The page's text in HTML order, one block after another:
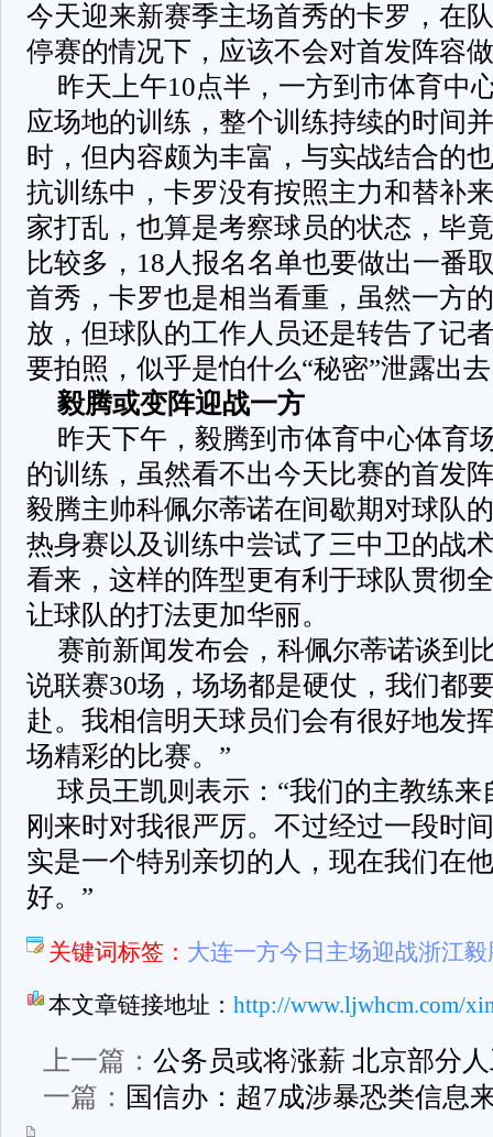
今天迎来新赛季主场首秀的卡罗，在
停赛的情况下，应该不会对首发阵容
昨天上午10点半，一方到市体育中
应场地的训练，整个训练持续的时间
时，但内容颇为丰富，与实战结合的
抗训练中，卡罗没有按照主力和替补
家打乱，也算是考察球员的状态，毕
比较多，18人报名名单也要做出一番
首秀，卡罗也是相当看重，虽然一方
放，但球队的工作人员还是转告了记
要拍照，似乎是怕什么“秘密”泄露出
毅腾或变阵迎战一方
昨天下午，毅腾到市体育中心体育
的训练，虽然看不出今天比赛的首发
毅腾主帅科佩尔蒂诺在间歇期对球队
热身赛以及训练中尝试了三中卫的战
看来，这样的阵型更有利于球队贯彻
让球队的打法更加华丽。
赛前新闻发布会，科佩尔蒂诺谈到
说联赛30场，场场都是硬仗，我们都
赴。我相信明天球员们会有很好地发
场精彩的比赛。”
球员王凯则表示：“我们的主教练
刚来时对我很严厉。不过经过一段时
实是一个特别亲切的人，现在我们在
好。”
关键词标签： 大连一方今日主场迎战浙江
本文章链接地址： http://www.ljwhcm.com/
上一篇： 公务员或将涨薪 北京部分
一篇： 国信办：超7成涉暴恐类信息